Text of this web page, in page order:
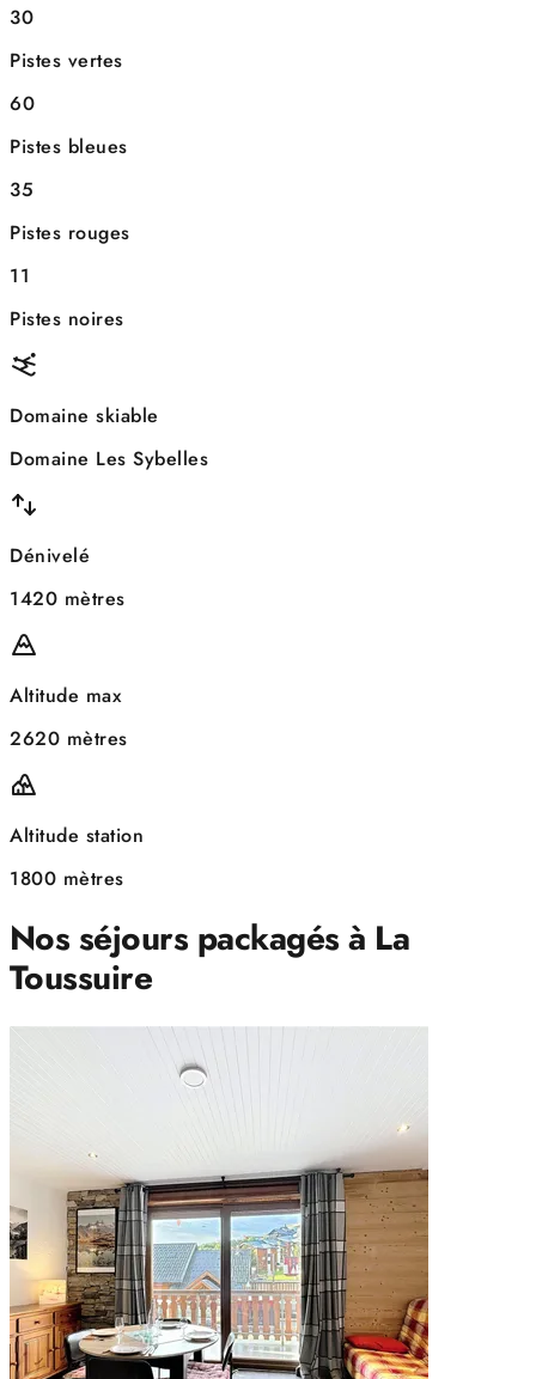
30
Pistes vertes
60
Pistes bleues
35
Pistes rouges
11
Pistes noires
Domaine skiable
Domaine Les Sybelles
Dénivelé
1420 mètres
Altitude max
2620 mètres
Altitude station
1800 mètres
Nos séjours packagés à La
Toussuire